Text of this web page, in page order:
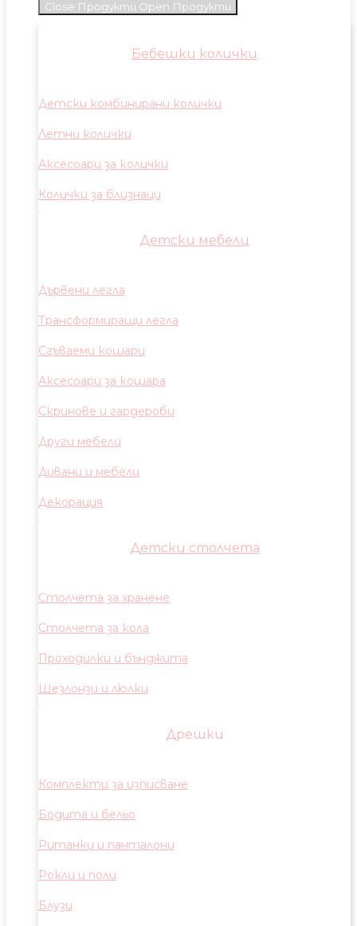
Close Продукти Open Продукти
Бебешки колички
Детски комбинирани колички
Летни колички
Аксесоари за колички
Колички за близнаци
Детски мебели
Дървени легла
Трансформиращи легла
Сгъваеми кошари
Аксесоари за кошара
Скринове и гардероби
Други мебели
Дивани и мебели
Декорация
Детски столчета
Столчета за хранене
Столчета за кола
Проходилки и бънджита
Шезлонзи и люлки
Дрешки
Комплекти за изписване
Бодита и бельо
Ританки и панталони
Рокли и поли
Блузи